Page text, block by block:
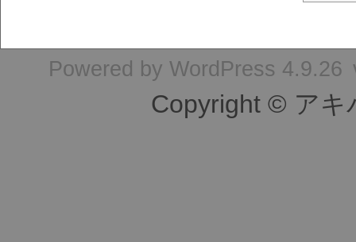
Powered by WordPress 4.9.26
Copyright © アキ